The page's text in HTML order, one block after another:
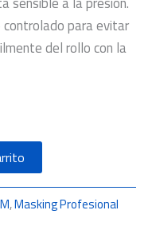
para evitar
del rollo con la
,Masking Profesional